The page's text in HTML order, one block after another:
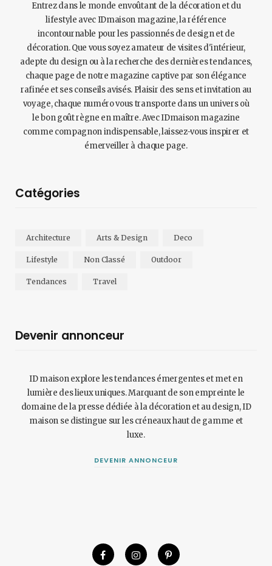
Entrez dans le monde envoûtant de la décoration et du
lifestyle avec IDmaison magazine, la référence
incontournable pour les passionnés de design et de
décoration. Que vous soyez amateur de visites d'intérieur,
adepte du design ou à la recherche des dernières tendances,
chaque page de notre magazine captive par son élégance
rafinée et ses conseils avisés. Plaisir des sens et invitation au
voyage, chaque numéro vous transporte dans un univers où
le bon goût règne en maître. Avec IDmaison magazine
comme compagnon indispensable, laissez-vous inspirer et
émerveiller à chaque page.
Catégories
Architecture Arts & Design Deco
Lifestyle Non Classé Outdoor
Tendances Travel
Devenir annonceur
ID maison explore les tendances émergentes et met en
lumière des lieux uniques. Marquant de son empreinte le
domaine de la presse dédiée à la décoration et au design, ID
maison se distingue sur les créneaux haut de gamme et
luxe.
DEVENIR ANNONCEUR